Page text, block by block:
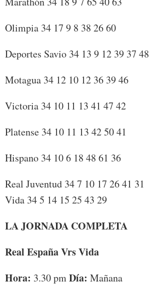
Olimpia 34 17 9 8 38 26 60
Deportes Savio 34 13 9 12 39 37 48
Motagua 34 12 10 12 36 39 46
Victoria 34 10 11 13 41 47 42
Platense 34 10 11 13 42 50 41
Hispano 34 10 6 18 48 61 36
Real Juventud 34 7 10 17 26 41 31
Vida 34 5 14 15 25 43 29
LA JORNADA COMPLETA
Real España Vrs Vida
Hora: 3.30 pmDía: Mañana